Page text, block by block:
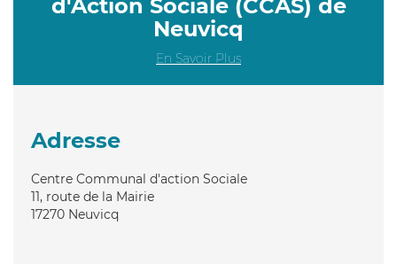
d'Action Sociale (CCAS) de
Neuvicq
En Savoir Plus
Adresse
Centre Communal d'action Sociale
11, route de la Mairie
17270 Neuvicq